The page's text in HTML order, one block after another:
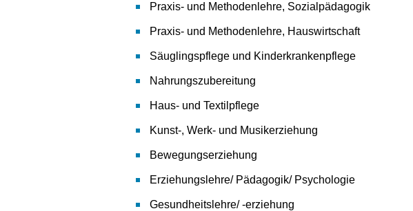
Praxis- und Methodenlehre, Sozialpädagogik
Praxis- und Methodenlehre, Hauswirtschaft
Säuglingspflege und Kinderkrankenpflege
Nahrungszubereitung
Haus- und Textilpflege
Kunst-, Werk- und Musikerziehung
Bewegungserziehung
Erziehungslehre/ Pädagogik/ Psychologie
Gesundheitslehre/ -erziehung